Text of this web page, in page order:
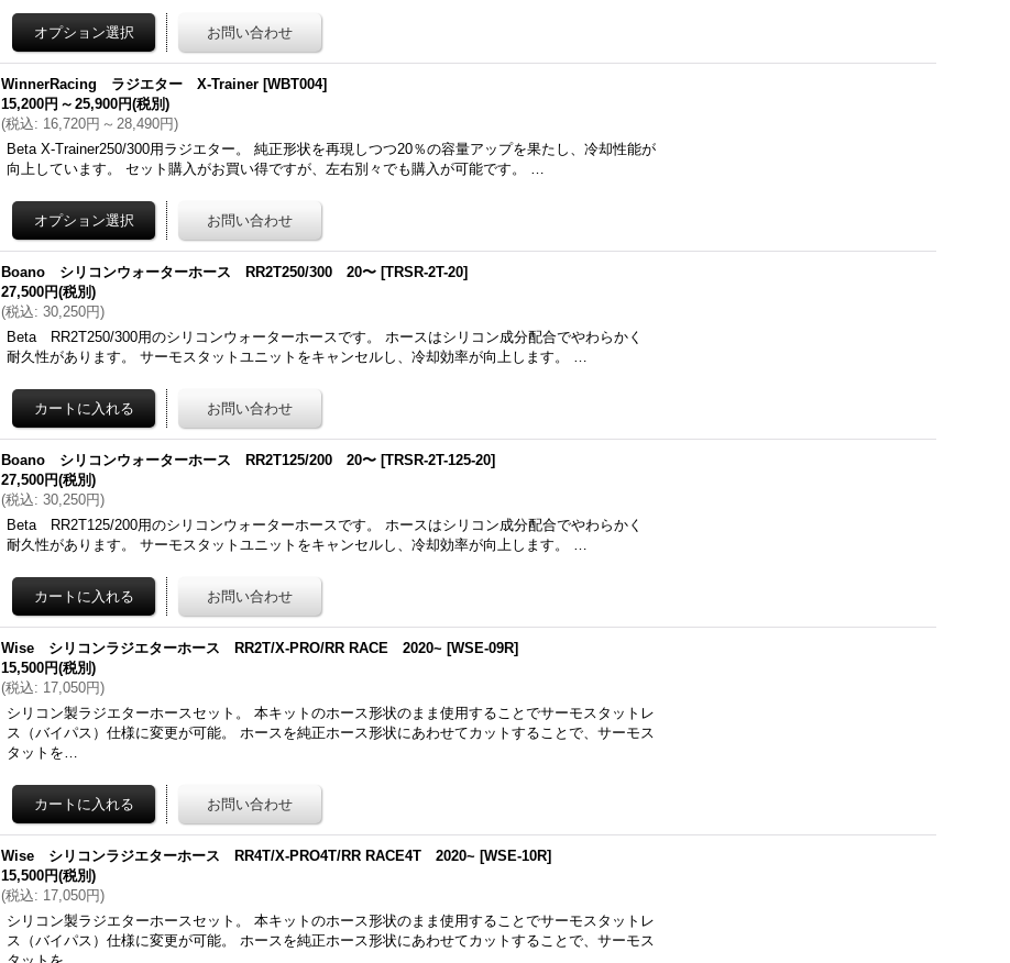
WinnerRacing ラジエター X-Trainer [WBT004]
15,200円 ～ 25,900円(税別)
(税込: 16,720円 ～ 28,490円)
Beta X-Trainer250/300用ラジエター。 純正形状を再現しつつ20％の容量アップを果たし、冷却性能が
向上しています。 セット購入がお買い得ですが、左右別々でも購入が可能です。 …
Boano シリコンウォーターホース RR2T250/300 20〜 [TRSR-2T-20]
27,500円(税別)
(税込: 30,250円)
Beta RR2T250/300用のシリコンウォーターホースです。 ホースはシリコン成分配合でやわらかく
耐久性があります。 サーモスタットユニットをキャンセルし、冷却効率が向上します。 …
Boano シリコンウォーターホース RR2T125/200 20〜 [TRSR-2T-125-20]
27,500円(税別)
(税込: 30,250円)
Beta RR2T125/200用のシリコンウォーターホースです。 ホースはシリコン成分配合でやわらかく
耐久性があります。 サーモスタットユニットをキャンセルし、冷却効率が向上します。 …
Wise シリコンラジエターホース RR2T/X-PRO/RR RACE 2020~ [WSE-09R]
15,500円(税別)
(税込: 17,050円)
シリコン製ラジエターホースセット。 本キットのホース形状のまま使用することでサーモスタットレ
ス（バイパス）仕様に変更が可能。 ホースを純正ホース形状にあわせてカットすることで、サーモス
タットを…
Wise シリコンラジエターホース RR4T/X-PRO4T/RR RACE4T 2020~ [WSE-10R]
15,500円(税別)
(税込: 17,050円)
シリコン製ラジエターホースセット。 本キットのホース形状のまま使用することでサーモスタットレ
ス（バイパス）仕様に変更が可能。 ホースを純正ホース形状にあわせてカットすることで、サーモス